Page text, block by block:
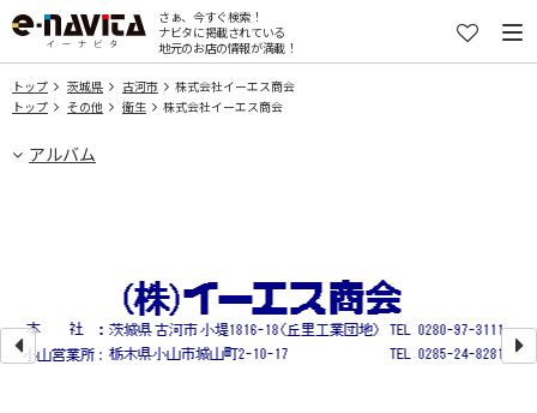
さぁ、今すぐ検索！
ナビタに掲載されている
地元のお店の情報が満載！
トップ 茨城県 古河市
株式会社イーエス商会
トップ
その他 衛生 株式会社イーエス商会
アルバム